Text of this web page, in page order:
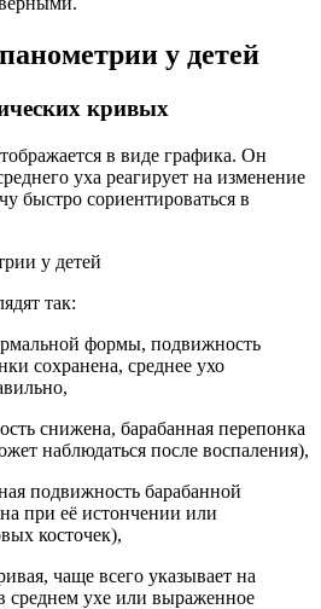
у детей
кривых
в виде графика. Он
уха реагирует на изменение
быстро сориентироваться в
так:
формы, подвижность
сохранена, среднее ухо
снижена, барабанная перепонка
наблюдаться после воспаления),
подвижность барабанной
при её истончении или
косточек),
чаще всего указывает на
среднем ухе или выраженное